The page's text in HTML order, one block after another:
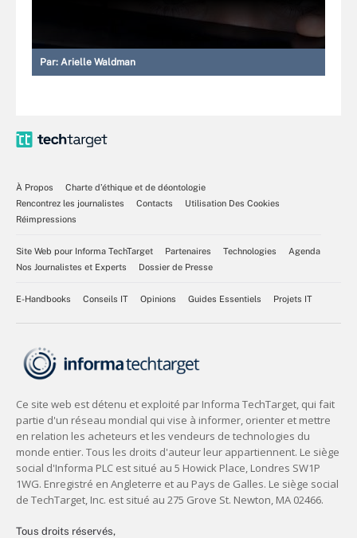
Par: Arielle Waldman
À Propos
Charte d’éthique et de déontologie
Rencontrez les journalistes
Contacts
Utilisation Des Cookies
Réimpressions
Site Web pour Informa TechTarget Partenaires Technologies
Agenda
Nos Journalistes et Experts
Dossier de Presse
E-Handbooks Conseils IT Opinions Guides Essentiels Projets IT
Tous droits réservés,